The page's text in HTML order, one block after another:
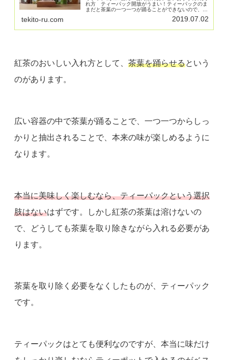
れ方 ティーパック開放がうまい！ティーパックのま
まだと茶葉の一つ一つが踊ることができないので、お
中身をティーポットに入れることで見た目も味もおい
tekito-ru.com 2019.07.02
紅茶のおいしい入れ方として、茶葉を踊らせるという
のがあります。
広い容器の中で茶葉が踊ることで、一つ一つからしっ
かりと抽出されることで、本来の味が楽しめるように
なります。
本当に美味しく楽しむなら、ティーパックという選択
肢はないはずです。しかし紅茶の茶葉は溶けないの
で、どうしても茶葉を取り除きながら入れる必要があ
ります。
茶葉を取り除く必要をなくしたものが、ティーパック
です。
ティーパックはとても便利なのですが、本当に味だけ